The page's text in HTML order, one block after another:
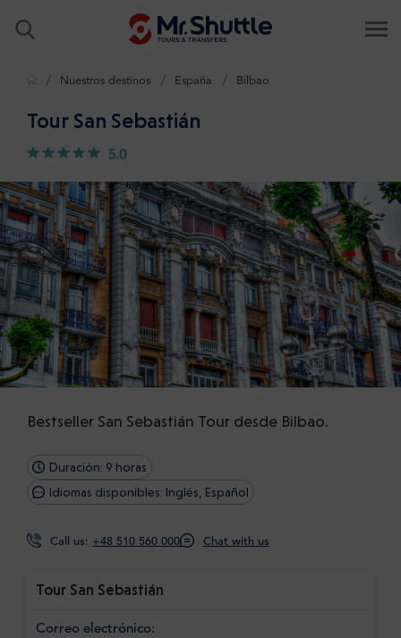
InicioNuestros destinos España Bilbao
Tour San Sebastián
5.0
Bestseller San Sebastián Tour desde Bilbao.
Duración: 9 horas
Idiomas disponibles: Inglés, Español
Call us: +48 510 560 000 Chat with us
Tour San Sebastián
Correo electrónico: